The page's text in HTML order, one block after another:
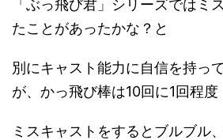
「ぶっ飛び君」シリーズではミ
たことがあったかな？と
別にキャスト能力に自信を持っ
が、かっ飛び棒は10回に1回程度
ミスキャストをするとブルブル